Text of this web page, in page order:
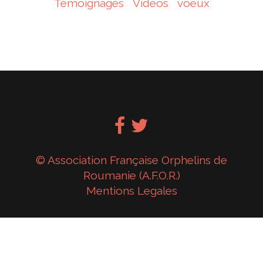
Témoignages
Vidéos voeux
© Association Française Orphelins de
Roumanie (A.F.O.R.)
Mentions Legales